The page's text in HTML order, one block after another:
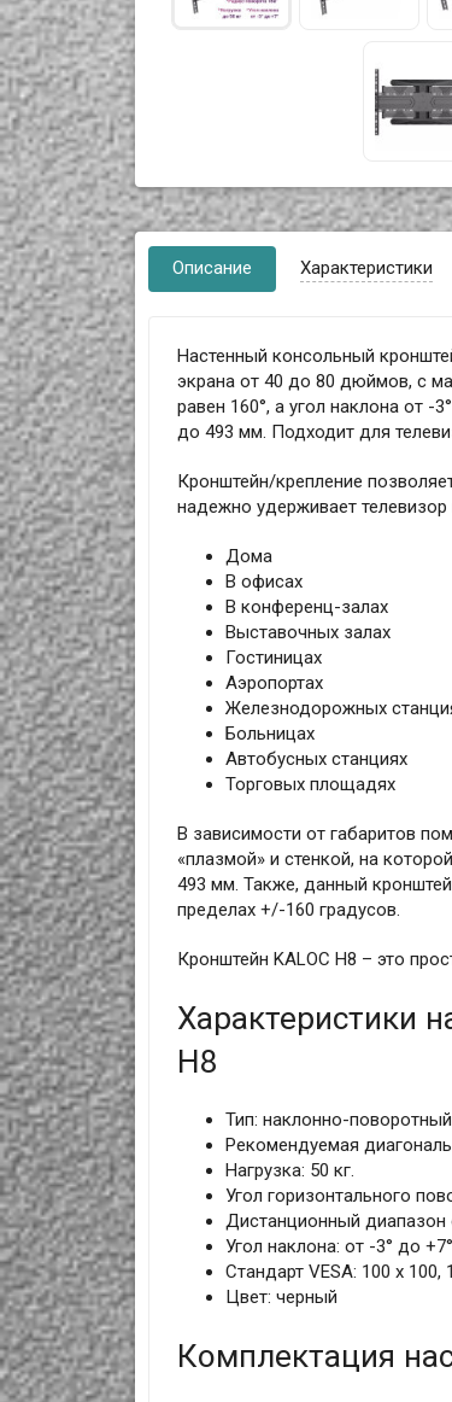
Описание Характеристики
Настенный консольный
экрана от 40 до 80 дюймов, с
равен 160°, а угол наклона от -
до 493 мм. Подходит для
Кронштейн/крепление
надежно удерживает
Дома
В офисах
В конференц-залах
Выставочных залах
Гостиницах
Аэропортах
Железнодорожных
Больницах
Автобусных станциях
Торговых площадях
В зависимости от габаритов
«плазмой» и стенкой, на
493 мм. Также, данный
пределах +/-160 градусов.
Кронштейн KALOC H8 – это
Характеристики
H8
Тип: наклонно-
Рекомендуемая
Нагрузка: 50 кг.
Угол горизонтального
Дистанционный
Угол наклона: от -3° до +7°
Стандарт VESA: 100 x 100,
Цвет: черный
Комплектация